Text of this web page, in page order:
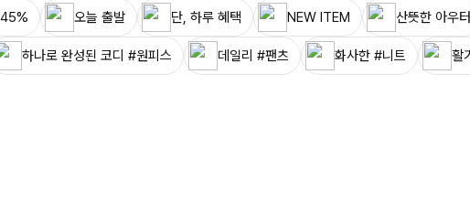
오늘 출발 단, 하루 혜택 NEW ITEM 산뜻한 아우터
하나로 완성된 코디 #원피스 데일리 #팬츠 화사한 #니트 활